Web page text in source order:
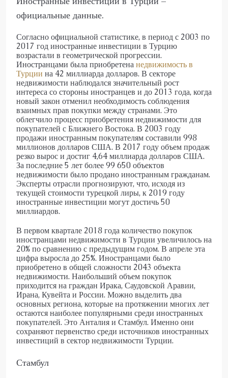
официальные данные.
Согласно официальной статистике, в период с 2003 по
2017 год иностранные инвестиции в Турцию
возрастали в геометрической прогрессии.
Иностранцами была приобретенанедвижимость в
Турции на 42 миллиарда долларов. В секторе
недвижимости наблюдался значительный рост
интереса со стороны иностранцев и до 2013 года, когда
новый закон отменил необходимость соблюдения
взаимных прав покупки между странами. Это
облегчило процесс приобретения недвижимости для
покупателей с Ближнего Востока. В 2003 году
продажи иностранным покупателям составили 998
миллионов долларов США. В 2017 году объем продаж
резко вырос и достиг 4,64 миллиарда долларов США.
За последние 5 лет более 99 650 объектов
недвижимости было продано иностранным гражданам.
Эксперты отрасли прогнозируют, что, исходя из
текущей стоимости турецкой лиры, к 2019 году
иностранные инвестиции могут достичь 50
миллиардов.
В первом квартале 2018 года количество покупок
иностранцами недвижимости в Турции увеличилось на
20% по сравнению с предыдущим годом. В апреле эта
цифра выросла до 25%. Иностранцами было
приобретено в общей сложности 2043 объекта
недвижимости. Наибольший объем покупок
приходится на граждан Ирака, Саудовской Аравии,
Ирана, Кувейта и России. Можно выделить два
основных региона, которые на протяжении многих лет
остаются наиболее популярными среди иностранных
покупателей. Это Анталия и Стамбул. Именно они
сохраняют первенство среди источников иностранных
инвестиций в сектор недвижимости Турции.
Стамбул